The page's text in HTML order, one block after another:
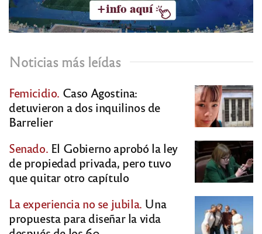
Noticias más leídas
Femicidio. Caso Agostina:
detuvieron a dos inquilinos de
Barrelier
Senado. El Gobierno aprobó la ley
de propiedad privada, pero tuvo
que quitar otro capítulo
La experiencia no se jubila. Una
propuesta para diseñar la vida